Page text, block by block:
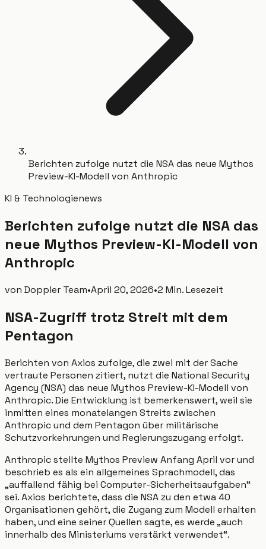
Berichten zufolge nutzt die NSA das neue Mythos
Preview-KI-Modell von Anthropic
KI & Technologienews
Berichten zufolge nutzt die NSA das
neue Mythos Preview-KI-Modell von
Anthropic
von Doppler Team•April 20, 2026•2 Min. Lesezeit
NSA-Zugriff trotz Streit mit dem
Pentagon
Berichten von Axios zufolge, die zwei mit der Sache
vertraute Personen zitiert, nutzt die National Security
Agency (NSA) das neue Mythos Preview-KI-Modell von
Anthropic. Die Entwicklung ist bemerkenswert, weil sie
inmitten eines monatelangen Streits zwischen
Anthropic und dem Pentagon über militärische
Schutzvorkehrungen und Regierungszugang erfolgt.
Anthropic stellte Mythos Preview Anfang April vor und
beschrieb es als ein allgemeines Sprachmodell, das
„auffallend fähig bei Computer-Sicherheitsaufgaben“
sei. Axios berichtete, dass die NSA zu den etwa 40
Organisationen gehört, die Zugang zum Modell erhalten
haben, und eine seiner Quellen sagte, es werde „auch
innerhalb des Ministeriums verstärkt verwendet“.